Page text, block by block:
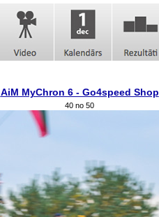
AiM MyChron 6 - Go4speed Shop
40 no 50